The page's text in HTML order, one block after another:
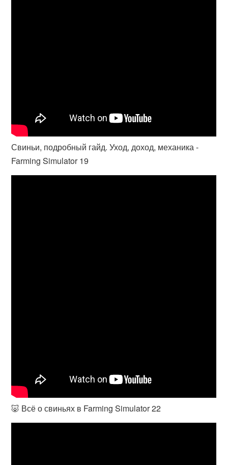
Свиньи, подробный гайд. Уход, доход, механика -
Farming Simulator 19
🐷 Всё о свиньях в Farming Simulator 22